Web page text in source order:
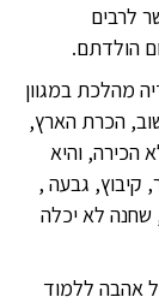
לרבים
מהלכת במגוון
הכרת הארץ,
הכירה, והיא
קיבוץ, גבעה ,
שחנה לא יכלה
אהבה ללמוד